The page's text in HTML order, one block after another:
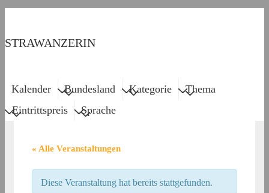
Inhalt
STRAWANZERIN
Main
Kalender Bundesland Kategorie
Thema
Eintrittspreis
Sprache
« Alle Veranstaltungen
Diese Veranstaltung hat bereits stattgefunden.